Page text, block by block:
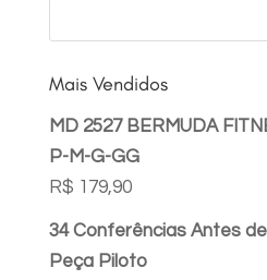
Mais Vendidos
MD 2527 BERMUDA
P-M-G-GG
R$ 179,90
34 Conferências Antes
Peça Piloto